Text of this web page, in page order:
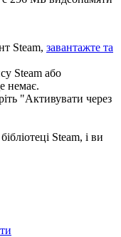
Steam, завантажте та
Steam або
немає.
"Активувати через
Steam, і ви